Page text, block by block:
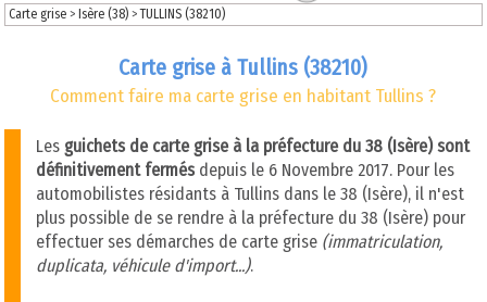
Carte grise > Isère (38)>TULLINS (38210)
Carte grise à Tullins (38210)
Comment faire ma carte grise en habitant Tullins ?
Les guichets de carte grise à la préfecture du 38 (Isère) sont
définitivement fermésdepuis le 6 Novembre 2017. Pour les
automobilistes résidants à Tullins dans le 38 (Isère), il n'est
plus possible de se rendre à la préfecture du 38 (Isère) pour
effectuer ses démarches de carte grise (immatriculation,
duplicata, véhicule d'import...).